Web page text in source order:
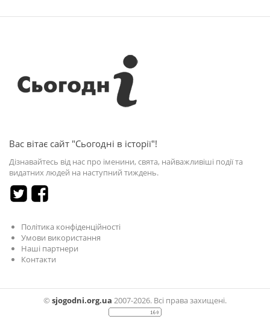
Вас вітає сайт "Сьогодні в історії"!
Дізнавайтесь від нас про іменини, свята, найважливіші події та
видатних людей на наступний тиждень.
Політика конфіденційності
Умови використання
Наші партнери
Контакти
© sjogodni.org.ua 2007-2026. Всі права захищені.